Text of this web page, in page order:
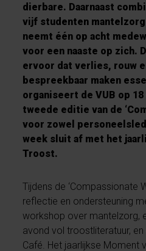
dierbare. Daarnaast
vijf studenten
neemt één op acht
voor een naaste op zich.
ervoor dat verlies, rouw
bespreekbaar maken
organiseert de VUB op
tweede editie van de
voor zowel
week sluit af met het
Troost.
Tijdens de ‘Compassionate
reflectie en ondersteuning
workshop over mantelzorg,
avond vol troostliteratuur,
Café. Het jaarlijkse Moment